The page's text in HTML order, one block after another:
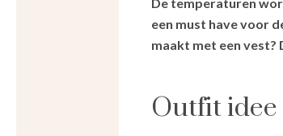
een must have voor
maakt met een
Outfit idee